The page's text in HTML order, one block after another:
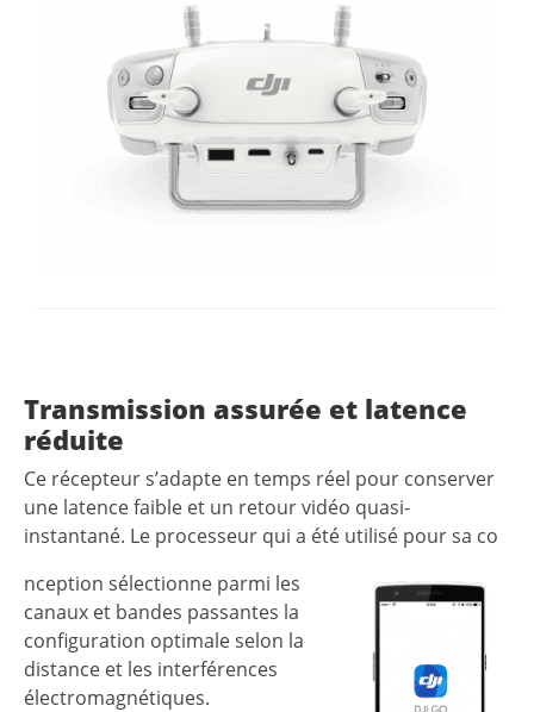
Transmission assurée et latence
réduite
Ce récepteur s’adapte en temps réel pour conserver
une latence faible et un retour vidéo quasi-
instantané. Le processeur qui a été utilisé pour sa co
nception sélectionne parmi les
canaux et bandes passantes la
configuration optimale selon la
distance et les interférences
électromagnétiques.